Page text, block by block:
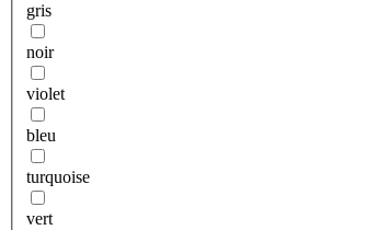
gris
noir
violet
bleu
turquoise
vert